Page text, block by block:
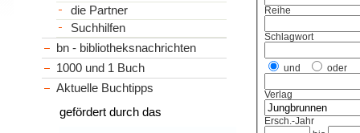
Reihe
Schlagwort
und oder
Verlag
Ersch.-Jahr
die Partner
Suchhilfen
bn - bibliotheksnachrichten
1000 und 1 Buch
Aktuelle Buchtipps
gefördert durch das